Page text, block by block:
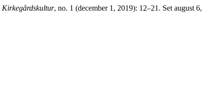
Kirkegårdskultur, no. 1 (december 1, 2019): 12–21. Set august 6,